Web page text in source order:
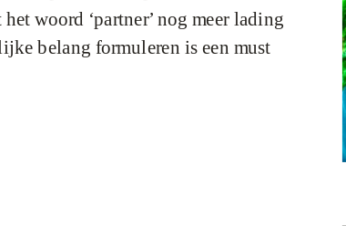
woord ‘partner’ nog meer lading
belang formuleren is een must